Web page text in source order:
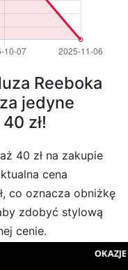
Reeboka
jedyne
zł!
40 zł na zakupie
cena
co oznacza obniżkę
zdobyć stylową
cenie.
nie tylko pewnośćOKAZJE